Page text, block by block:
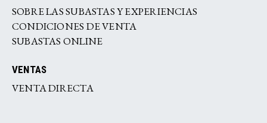
SOBRE LAS SUBASTAS Y EXPERIENCIAS
CONDICIONES DE VENTA
SUBASTAS ONLINE
VENTAS
VENTA DIRECTA